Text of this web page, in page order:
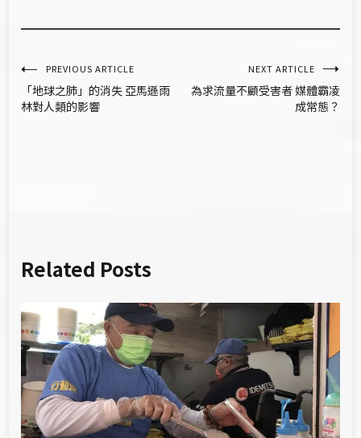
文
章
PREVIOUS ARTICLE
「地球之肺」的消失 亞馬遜雨
林對人類的影響
NEXT ARTICLE
為求流量不顧受害者 媒體霸凌
成常態？
Related Posts